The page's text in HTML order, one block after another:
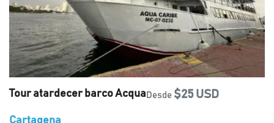
Tour atardecer barco Acqua Desde $25 USD
Cartagena